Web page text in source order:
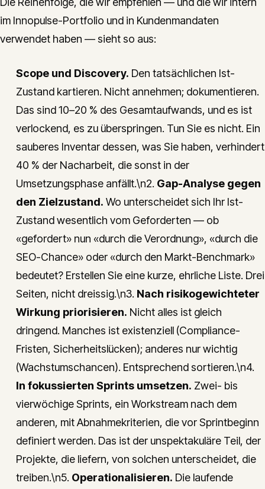
im Innopulse-Portfolio und in Kundenmandaten
verwendet haben — sieht so aus:
Scope und Discovery. Den tatsächlichen Ist-
Zustand kartieren. Nicht annehmen; dokumentieren.
Das sind 10–20 % des Gesamtaufwands, und es ist
verlockend, es zu überspringen. Tun Sie es nicht. Ein
sauberes Inventar dessen, was Sie haben, verhindert
40 % der Nacharbeit, die sonst in der
Umsetzungsphase anfällt.\n2. Gap-Analyse gegen
den Zielzustand. Wo unterscheidet sich Ihr Ist-
Zustand wesentlich vom Geforderten — ob
«gefordert» nun «durch die Verordnung», «durch die
SEO-Chance» oder «durch den Markt-Benchmark»
bedeutet? Erstellen Sie eine kurze, ehrliche Liste. Drei
Seiten, nicht dreissig.\n3. Nach risikogewichteter
Wirkung priorisieren. Nicht alles ist gleich
dringend. Manches ist existenziell (Compliance-
Fristen, Sicherheitslücken); anderes nur wichtig
(Wachstumschancen). Entsprechend sortieren.\n4.
In fokussierten Sprints umsetzen. Zwei- bis
vierwöchige Sprints, ein Workstream nach dem
anderen, mit Abnahmekriterien, die vor Sprintbeginn
definiert werden. Das ist der unspektakuläre Teil, der
Projekte, die liefern, von solchen unterscheidet, die
treiben.\n5. Operationalisieren. Die laufende